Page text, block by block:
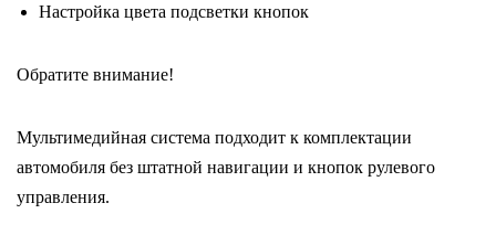
Настройка цвета подсветки кнопок
Обратите внимание!
Мультимедийная система подходит к комплектации
автомобиля без штатной навигации и кнопок рулевого
управления.